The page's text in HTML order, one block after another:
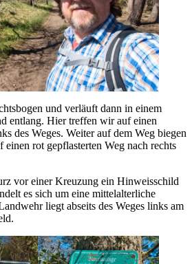
und verläuft dann in einem
entlang. Hier treffen wir auf einen
des Weges. Weiter auf dem Weg biegen
rot gepflasterten Weg nach rechts
vor einer Kreuzung ein Hinweisschild
es sich um eine mittelalterliche
liegt abseits des Weges links am